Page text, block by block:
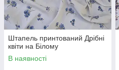
Штапель принтований Дрібні
квіти на Білому
В наявності